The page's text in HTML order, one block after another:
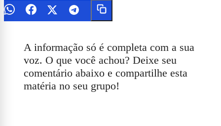
A informação só é completa com a sua
voz. O que você achou? Deixe seu
comentário abaixo e compartilhe esta
matéria no seu grupo!